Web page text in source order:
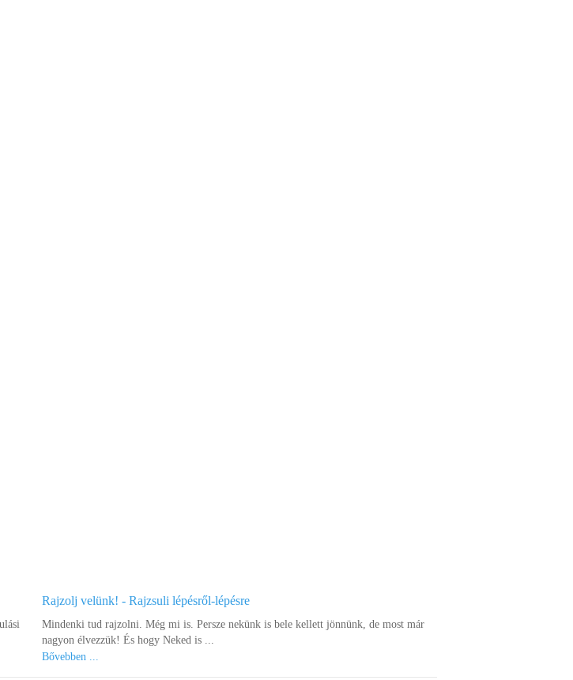
Rajzolj velünk! - Rajzsuli lépésről-lépésre
Mindenki tud rajzolni. Még mi is. Persze nekünk is bele kellett jönnünk, de most már
nagyon élvezzük! És hogy Neked is ...
Bővebben ...